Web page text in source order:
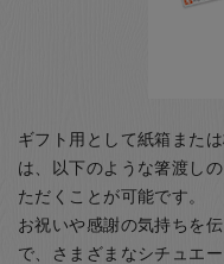
ギフト用として紙箱また
は、以下のような箸渡し
ただくことが可能です。
お祝いや感謝の気持ちを
で、さまざまなシチュエ